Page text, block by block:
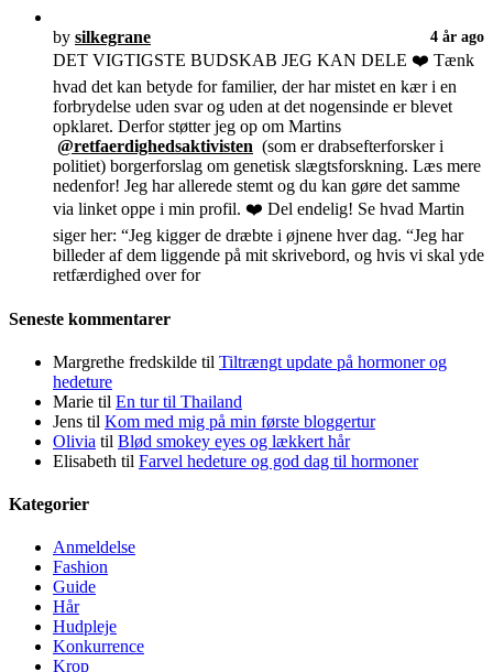
by silkegrane 4 år ago
DET VIGTIGSTE BUDSKAB JEG KAN DELE ❤️ Tænk
hvad det kan betyde for familier, der har mistet en kær i en
forbrydelse uden svar og uden at det nogensinde er blevet
opklaret. Derfor støtter jeg op om Martins
@retfaerdighedsaktivisten (som er drabsefterforsker i
politiet) borgerforslag om genetisk slægtsforskning. Læs mere
nedenfor! Jeg har allerede stemt og du kan gøre det samme
via linket oppe i min profil. ❤️ Del endelig! Se hvad Martin
siger her: “Jeg kigger de dræbte i øjnene hver dag. “Jeg har
billeder af dem liggende på mit skrivebord, og hvis vi skal yde
retfærdighed over for
Seneste kommentarer
Margrethe fredskilde til Tiltrængt update på hormoner og
hedeture
Marie til En tur til Thailand
Jens til Kom med mig på min første bloggertur
Olivia til Blød smokey eyes og lækkert hår
Elisabeth til Farvel hedeture og god dag til hormoner
Kategorier
Anmeldelse
Fashion
Guide
Hår
Hudpleje
Konkurrence
Krop